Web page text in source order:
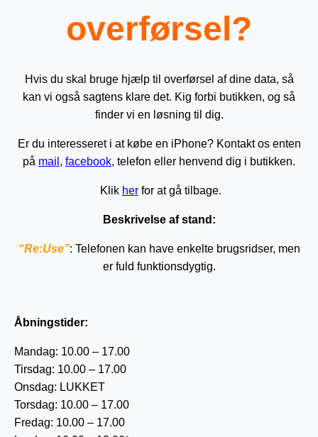
overførsel?
Hvis du skal bruge hjælp til overførsel af dine data, så
kan vi også sagtens klare det. Kig forbi butikken, og så
finder vi en løsning til dig.
Er du interesseret i at købe en iPhone? Kontakt os enten
på mail , facebook, telefon eller henvend dig i butikken.
Klik herfor at gå tilbage.
Beskrivelse af stand:
“Re:Use”: Telefonen kan have enkelte brugsridser, men
er fuld funktionsdygtig.
Åbningstider:
Mandag: 10.00 – 17.00
Tirsdag: 10.00 – 17.00
Onsdag: LUKKET
Torsdag: 10.00 – 17.00
Fredag: 10.00 – 17.00